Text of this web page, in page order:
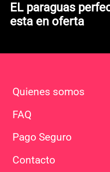
EL paraguas
esta en oferta
Quienes somos
FAQ
Pago Seguro
Contacto